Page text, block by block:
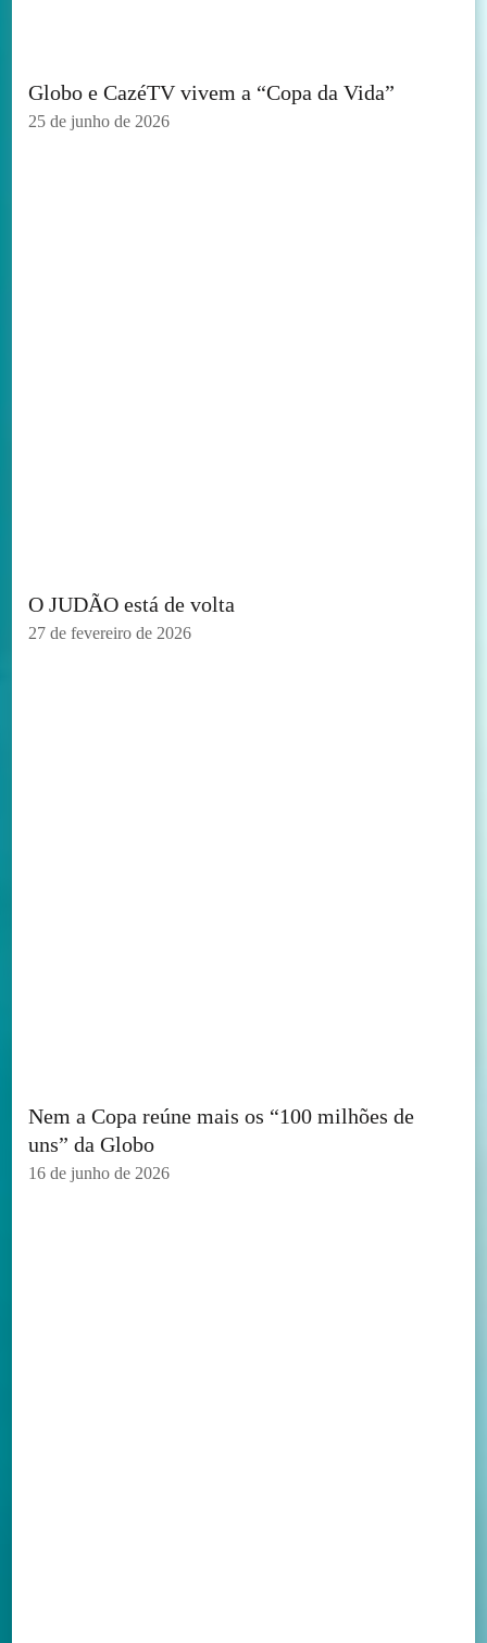
Globo e CazéTV vivem a “Copa da Vida”
25 de junho de 2026
O JUDÃO está de volta
27 de fevereiro de 2026
Nem a Copa reúne mais os “100 milhões de
uns” da Globo
16 de junho de 2026